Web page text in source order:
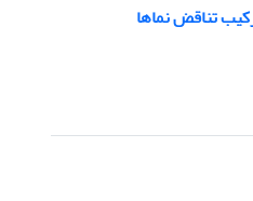
تناقض نماها